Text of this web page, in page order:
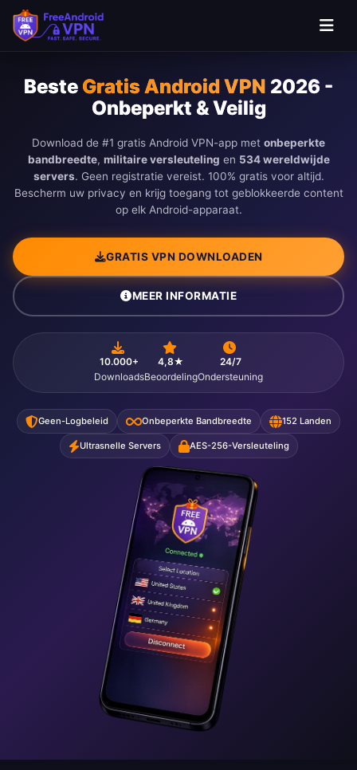
Ga naar hoofdinhoud
Beste Gratis Android VPN 2026 -
Onbeperkt & Veilig
Download de #1 gratis Android VPN-app met onbeperkte
bandbreedte, militaire versleuteling en 534 wereldwijde
servers. Geen registratie vereist. 100% gratis voor altijd.
Bescherm uw privacy en krijg toegang tot geblokkeerde content
op elk Android-apparaat.
GRATIS VPN DOWNLOADEN
MEER INFORMATIE
10.000+
Downloads
4,8★
Beoordeling
24/7
Ondersteuning
Geen-Logbeleid Onbeperkte Bandbreedte 152 Landen
Ultrasnelle Servers AES-256-Versleuteling